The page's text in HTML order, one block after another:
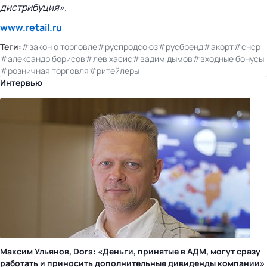
дистрибуция».
www.retail.ru
Теги:#закон о торговле#руспродсоюз#русбренд#акорт#снср
#александр борисов#лев хасис#вадим дымов#входные бонусы
#розничная торговля#ритейлеры
Интервью
Максим Ульянов, Dors: «Деньги, принятые в АДМ, могут сразу
работать и приносить дополнительные дивиденды компании»